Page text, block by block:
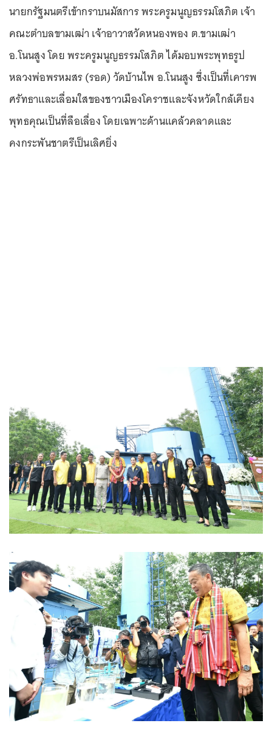
นายกรัฐมนตรีเข้ากราบนมัสการ พระครูมนูญธรรมโสภิต เจ้า
คณะตำบลขามเฒ่า เจ้าอาวาสวัดหนองพอง ต.ขามเฒ่า
อ.โนนสูง โดย พระครูมนูญธรรมโสภิต ได้มอบพระพุทธรูป
หลวงพ่อพรหมสร (รอด) วัดบ้านไพ อ.โนนสูง ซึ่งเป็นที่เคารพ
ศรัทธาและเลื่อมใสของชาวเมืองโคราชและจังหวัดใกล้เคียง
พุทธคุณเป็นที่ลือเลื่อง โดยเฉพาะด้านแคล้วคลาดและ
คงกระพันชาตรีเป็นเลิศยิ่ง